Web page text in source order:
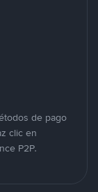
de pago
clic en
P2P.